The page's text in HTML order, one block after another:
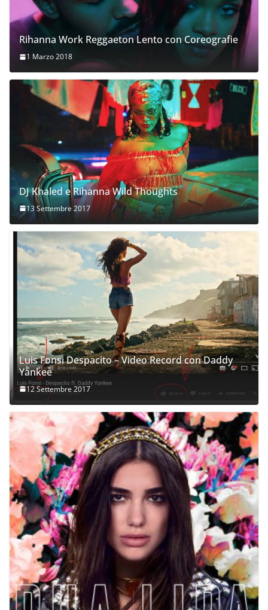
Rihanna Work Reggaeton Lento con Coreografie
1 Marzo 2018
DJ Khaled e Rihanna Wild Thoughts
13 Settembre 2017
Luis Fonsi Despacito – Video Record con Daddy
Yankee
12 Settembre 2017